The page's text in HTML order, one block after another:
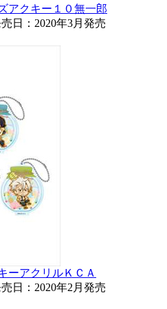
アクキー１０無一郎
日：2020年3月発売
ーアクリルＫＣＡ
日：2020年2月発売